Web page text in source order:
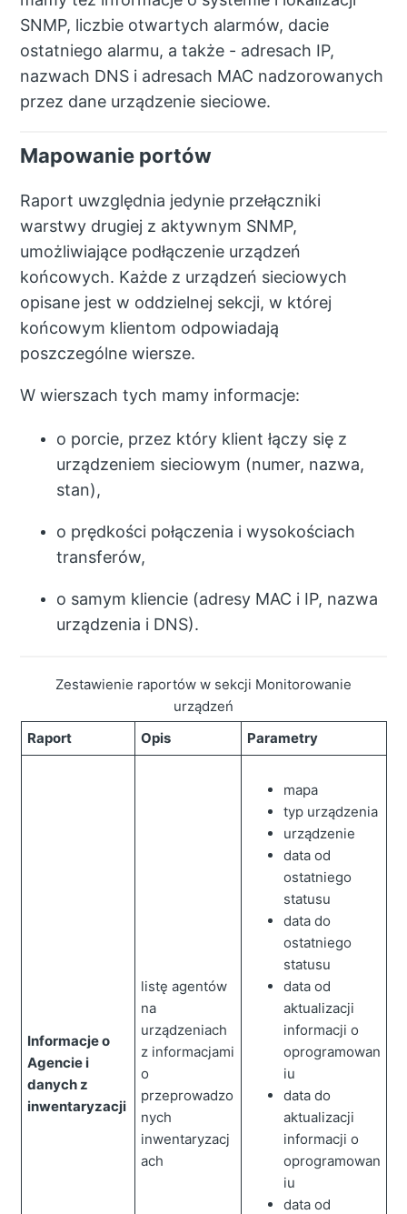
SNMP, liczbie otwartych alarmów, dacie
ostatniego alarmu, a także - adresach IP,
nazwach DNS i adresach MAC nadzorowanych
przez dane urządzenie sieciowe.
Mapowanie portów
Raport uwzględnia jedynie przełączniki
warstwy drugiej z aktywnym SNMP,
umożliwiające podłączenie urządzeń
końcowych. Każde z urządzeń sieciowych
opisane jest w oddzielnej sekcji, w której
końcowym klientom odpowiadają
poszczególne wiersze.
W wierszach tych mamy informacje:
o porcie, przez który klient łączy się z
urządzeniem sieciowym (numer, nazwa,
stan),
o prędkości połączenia i wysokościach
transferów,
o samym kliencie (adresy MAC i IP, nazwa
urządzenia i DNS).
Raport Opis Parametry
Informacje o
Agencie i
danych z
inwentaryzacji
listę agentów
na
urządzeniach
z informacjami
o
przeprowadzo
nych
inwentaryzacj
ach
mapa
typ urządzenia
urządzenie
data od
ostatniego
statusu
data do
ostatniego
statusu
data od
aktualizacji
informacji o
oprogramowan
iu
data do
aktualizacji
informacji o
oprogramowan
iu
data od
Zestawienie raportów w sekcji Monitorowanie
urządzeń